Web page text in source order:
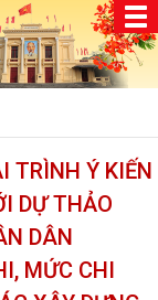
TRÌNH Ý KIẾN
DỰ THẢO
DÂN
MỨC CHI